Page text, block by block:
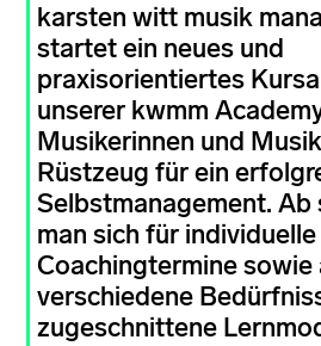
karsten witt musik
startet ein neues und
praxisorientiertes
unserer kwmm
Musikerinnen und
Rüstzeug für ein
Selbstmanagement.
man sich für individuelle
Coachingtermine sowie
verschiedene
zugeschnittene